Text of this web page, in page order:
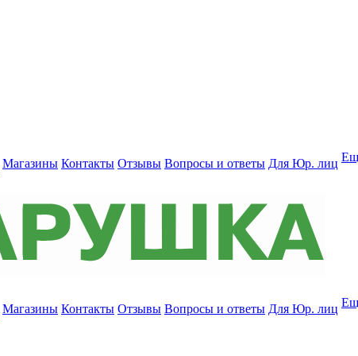
Магазины Контакты Отзывы Вопросы и ответы Для Юр. лиц
Магазины Контакты Отзывы Вопросы и ответы Для Юр. лиц